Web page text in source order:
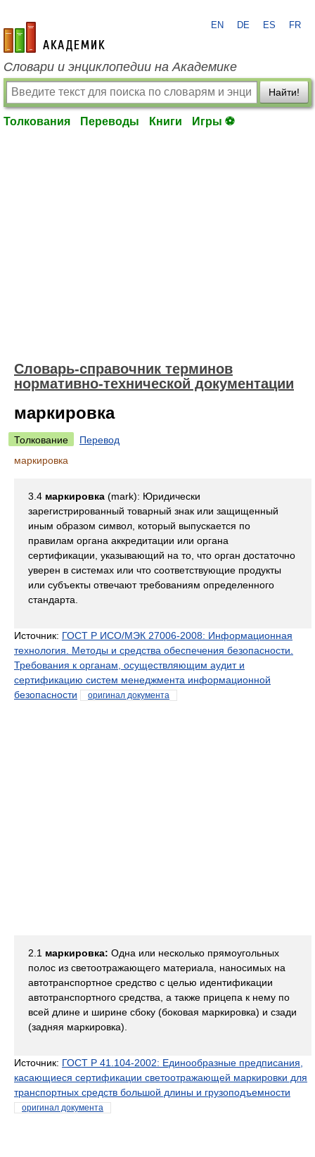
academic.ru
EN DE ES FR
Словари и энциклопедии на Академике
Найти!
Толкования Переводы Книги Игры ⚽
Словарь-справочник терминов
нормативно-технической документации
маркировка
Толкование
Перевод
маркировка
3.4 маркировка (mark): Юридически
зарегистрированный товарный знак или защищенный
иным образом символ, который выпускается по
правилам органа аккредитации или органа
сертификации, указывающий на то, что орган достаточно
уверен в системах или что соответствующие продукты
или субъекты отвечают требованиям определенного
стандарта.
Источник: ГОСТ Р ИСО/МЭК 27006-2008: Информационная
технология. Методы и средства обеспечения безопасности.
Требования к органам, осуществляющим аудит и
сертификацию систем менеджмента информационной
безопасности
оригинал документа
2.1 маркировка: Одна или несколько прямоугольных
полос из светоотражающего материала, наносимых на
автотранспортное средство с целью идентификации
автотранспортного средства, а также прицепа к нему по
всей длине и ширине сбоку (боковая маркировка) и сзади
(задняя маркировка).
Источник: ГОСТ Р 41.104-2002: Единообразные предписания,
касающиеся сертификации светоотражающей маркировки для
транспортных средств большой длины и грузоподъемности
оригинал документа